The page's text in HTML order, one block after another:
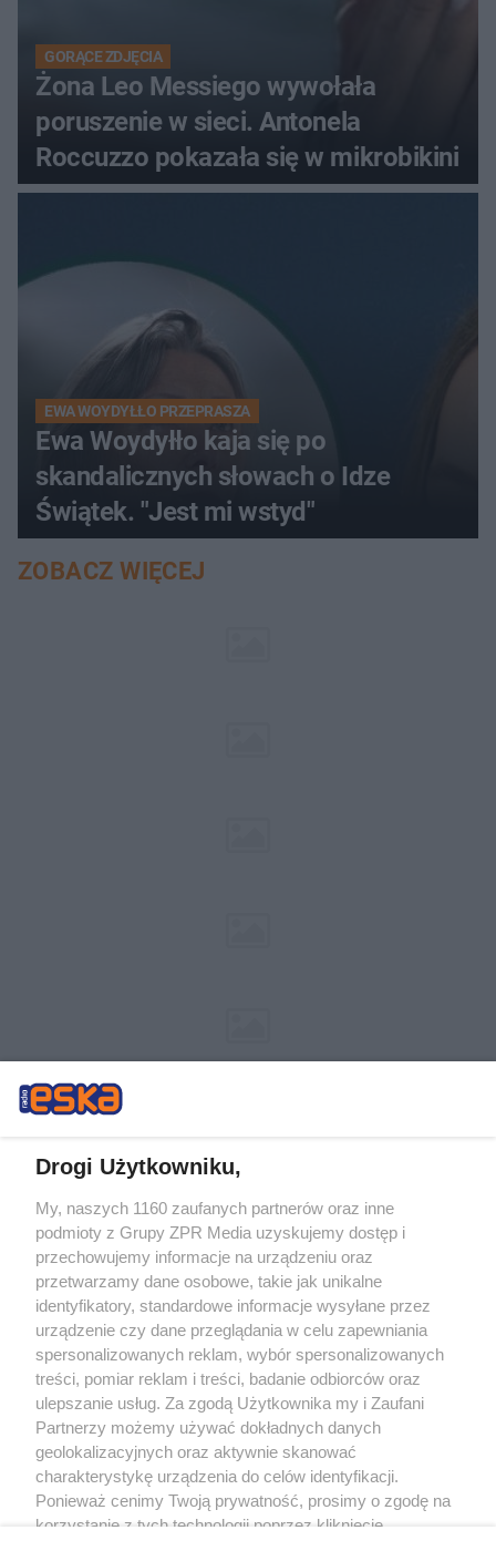
GORĄCE ZDJĘCIA
Żona Leo Messiego wywołała
poruszenie w sieci. Antonela
Roccuzzo pokazała się w mikrobikini
EWA WOYDYŁŁO PRZEPRASZA
Ewa Woydyłło kaja się po
skandalicznych słowach o Idze
Świątek. "Jest mi wstyd"
ZOBACZ WIĘCEJ
Żaden utwór zamieszczony w serwisie nie może być powielany i
rozpowszechniany lub dalej rozpowszechniany w jakikolwiek sposób (w
tym także elektroniczny lub mechaniczny) na jakimkolwiek polu
eksploatacji w jakiejkolwiek formie, włącznie z umieszczaniem w Internecie
bez pisemnej zgody właściciela praw. Jakiekolwiek użycie lub
wykorzystanie utworów w całości lub w części z naruszeniem prawa, tzn.
bez właściwej zgody, jest zabronione pod groźbą kary i może być ścigane
prawnie.
O nas
Drogi Użytkowniku,
My, naszych 1160 zaufanych partnerów oraz inne
podmioty z Grupy ZPR Media uzyskujemy dostęp i
przechowujemy informacje na urządzeniu oraz
przetwarzamy dane osobowe, takie jak unikalne
identyfikatory, standardowe informacje wysyłane przez
urządzenie czy dane przeglądania w celu zapewniania
spersonalizowanych reklam, wybór spersonalizowanych
treści, pomiar reklam i treści, badanie odbiorców oraz
ulepszanie usług. Za zgodą Użytkownika my i Zaufani
Partnerzy możemy używać dokładnych danych
geolokalizacyjnych oraz aktywnie skanować
charakterystykę urządzenia do celów identyfikacji.
Ponieważ cenimy Twoją prywatność, prosimy o zgodę na
korzystanie z tych technologii poprzez kliknięcie